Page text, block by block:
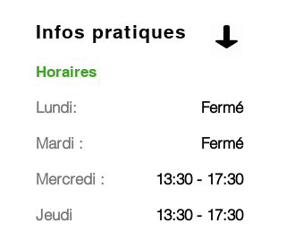
Infos pratiques
Horaires
Lundi:
Mardi :
Mercredi :
Jeudi
Fermé
Fermé
13:30 - 17:30
13:30 - 17:30